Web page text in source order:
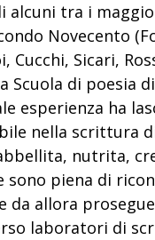
alcuni tra i
Novecento
Cucchi, Sicari,
Scuola di poesia
esperienza ha
nella scrittura
nutrita,
sono piena di
da allora
laboratori di